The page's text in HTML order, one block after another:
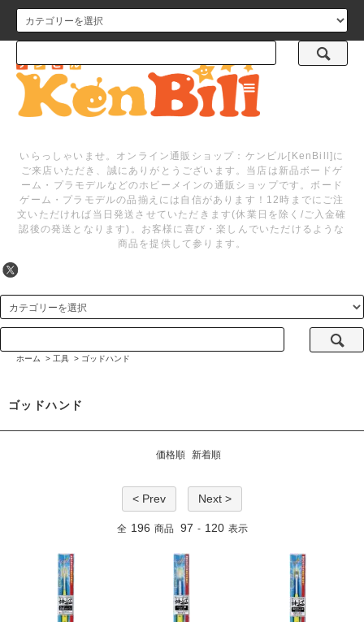
メニュー
いらっしゃいませ。オンライン通販ショップ：ケンビル[KenBill]に
ご来店いただき、誠にありがとうございます。当店は新品ボードゲ
ーム・プラモデルなどのホビーメインの通販ショップです。ボード
ゲーム・プラモデルの品揃えには自信があります！12時までにご注
文いただければ当日発送させていただきます(休業日を除く/ご入金確
認後の発送となります)。お客様に喜び・楽しんでいただけるような
商品を提供して参ります。
ホーム > 工具 > ゴッドハンド
ゴッドハンド
価格順 新着順
< Prev Next >
全 196 商品 97 - 120 表示